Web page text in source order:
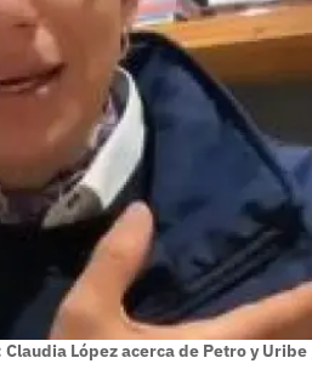
López acerca de Petro y Uribe